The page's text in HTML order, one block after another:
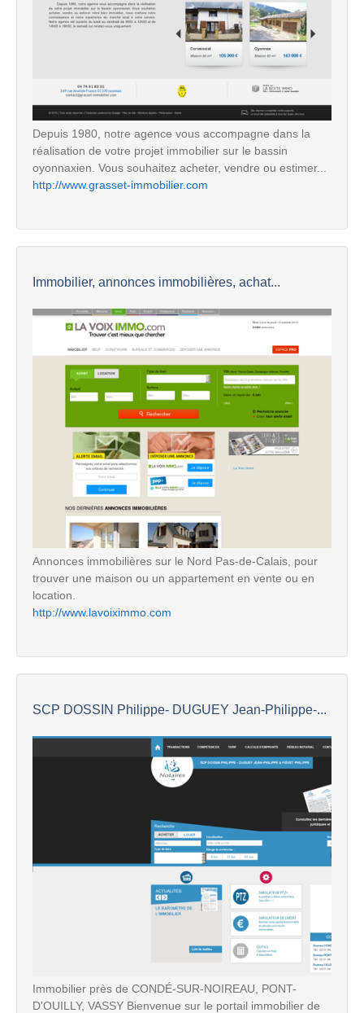
Depuis 1980, notre agence vous accompagne dans la
réalisation de votre projet immobilier sur le bassin
oyonnaxien. Vous souhaitez acheter, vendre ou estimer...
http://www.grasset-immobilier.com
Immobilier, annonces immobilières, achat...
Annonces immobilières sur le Nord Pas-de-Calais, pour
trouver une maison ou un appartement en vente ou en
location.
http://www.lavoiximmo.com
SCP DOSSIN Philippe- DUGUEY Jean-Philippe-...
Immobilier près de CONDÉ-SUR-NOIREAU, PONT-
D'OUILLY, VASSY Bienvenue sur le portail immobilier de